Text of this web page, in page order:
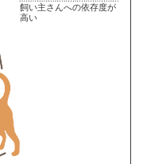
飼い主さんへの依存度が
高い